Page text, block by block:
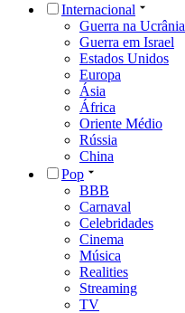
Internacional
Guerra na Ucrânia
Guerra em Israel
Estados Unidos
Europa
Ásia
África
Oriente Médio
Rússia
China
Pop
BBB
Carnaval
Celebridades
Cinema
Música
Realities
Streaming
TV